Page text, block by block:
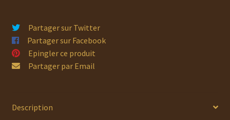
Partager sur Twitter
Partager sur Facebook
Epingler ce produit
Partager par Email
Description